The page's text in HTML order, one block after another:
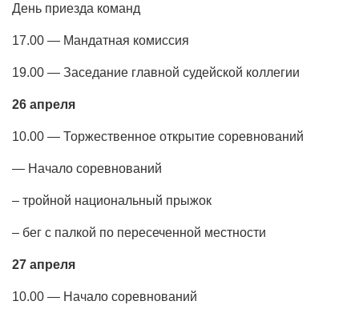
День приезда команд
17.00 — Мандатная комиссия
19.00 — Заседание главной судейской коллегии
26 апреля
10.00 — Торжественное открытие соревнований
— Начало соревнований
– тройной национальный прыжок
– бег с палкой по пересеченной местности
27 апреля
10.00 — Начало соревнований